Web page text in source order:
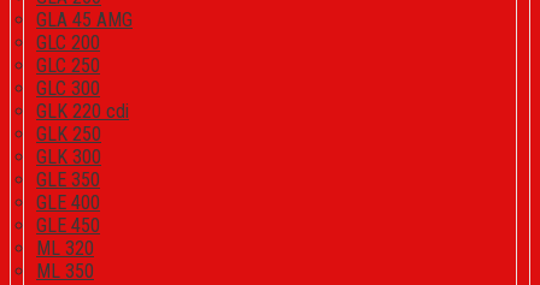
GLA 45 AMG
GLC 200
GLC 250
GLC 300
GLK 220 cdi
GLK 250
GLK 300
GLE 350
GLE 400
GLE 450
ML 320
ML 350